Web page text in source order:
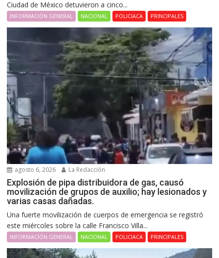
Ciudad de México detuvieron a cinco...
INFORMACIÓN GENERAL NACIONAL POLICIACA PRINCIPALES
agosto 6, 2026 La Redacción
Explosión de pipa distribuidora de gas, causó
movilización de grupos de auxilio; hay lesionados y
varias casas dañadas.
Una fuerte movilización de cuerpos de emergencia se registró
este miércoles sobre la calle Francisco Villa...
INFORMACIÓN GENERAL NACIONAL POLICIACA PRINCIPALES